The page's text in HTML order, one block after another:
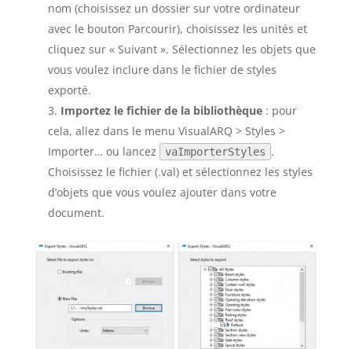
nom (choisissez un dossier sur votre ordinateur
avec le bouton Parcourir), choisissez les unités et
cliquez sur « Suivant ». Sélectionnez les objets que
vous voulez inclure dans le fichier de styles
exporté.
Importez le fichier de la bibliothèque : pour
cela, allez dans le menu VisualARQ > Styles >
Importer… ou lancez
vaImporterStyles .
Choisissez le fichier (.val) et sélectionnez les styles
d’objets que vous voulez ajouter dans votre
document.